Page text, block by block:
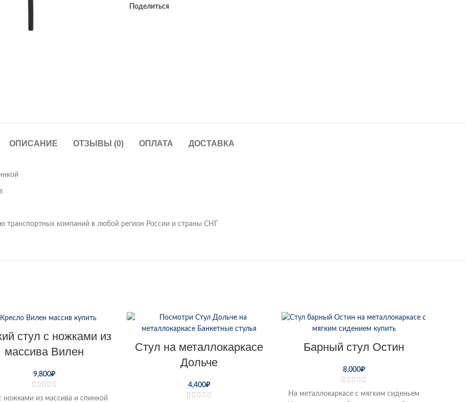
Поделиться
ОПИСАНИЕ ОТЗЫВЫ (0) ОПЛАТА ДОСТАВКА
компаний в любой регион России и страны СНГ
стул с ножками из
массива Вилен
9,800₽
ножками из массива и спинкой
Стул на металлокаркасе
Дольче
4,400₽
Барный стул Остин
8,000₽
На металлокаркасе с мягким сиденьем